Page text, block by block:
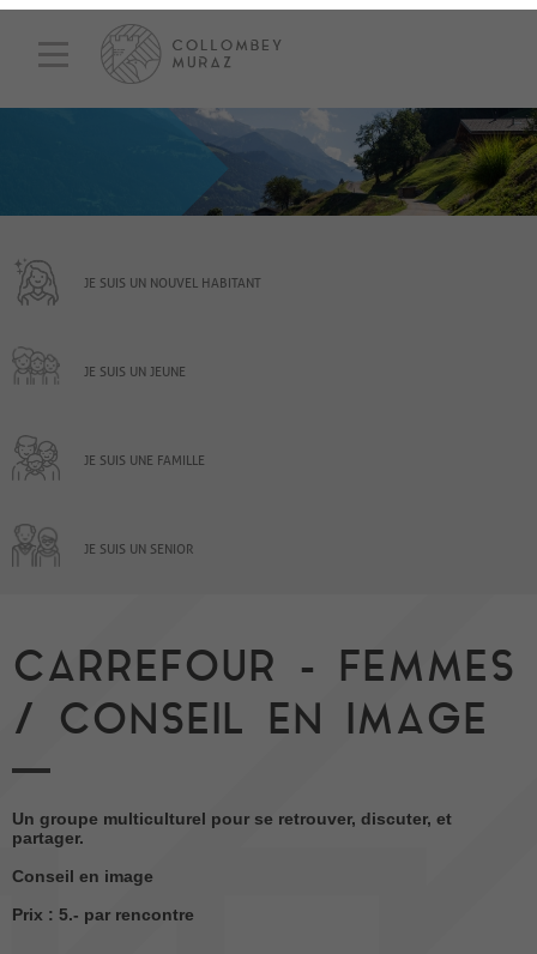
JE SUIS UN NOUVEL HABITANT
JE SUIS UN JEUNE
JE SUIS UNE FAMILLE
JE SUIS UN SENIOR
CARREFOUR - FEMMES
/ CONSEIL EN IMAGE
Un groupe multiculturel pour se retrouver, discuter, et
partager.
Conseil en image
Prix : 5.- par rencontre